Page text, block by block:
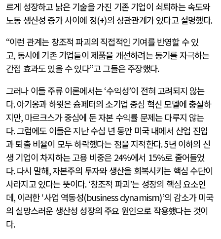
르게 성장하고 낡은 기술을 가진 기존 기업이 쇠퇴하는 속도와
노동 생산성 증가 사이에 정(+)의 상관관계가 있다고 설명했다.
“이런 관계는 창조적 파괴의 직접적인 기여를 반영할 수 있
고, 동시에 기존 기업들이 제품을 개선하려는 동기를 자극하는
간접 효과도 있을 수 있다”고 그들은 주장했다.
그러나 이들 주류 이론에서는‘수익성’이 전혀 고려되지 않는
다.아기옹과 하윗은 슘페터의 소기업 중심 혁신 모델에 충실하
지만, 마르크스가 중심에 둔 자본 수익률 문제는 다루지 않는
다.그럼에도 이들은 지난 수십 년 동안 미국 내에서 산업 진입
과 퇴출 비율이 모두 하락했다는 점을 지적한다. 5년 이하의 신
생 기업이 차지하는 고용 비중은 24%에서 15%로 줄어들었
다.다시 말해,자본주의 투자와 생산을 회복시키는 핵심 수단이
사라지고 있다는 뜻이다. ‘창조적 파괴’는 성장의 핵심 요소인
데, 이러한‘사업 역동성(business dynamism)’의 감소가 미국
의 실망스러운 생산성 성장의 주요 원인으로 작용했다는 것이
다.